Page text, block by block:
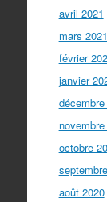
avril 2021
mars 2021
février
janvier
octobre
août 2020